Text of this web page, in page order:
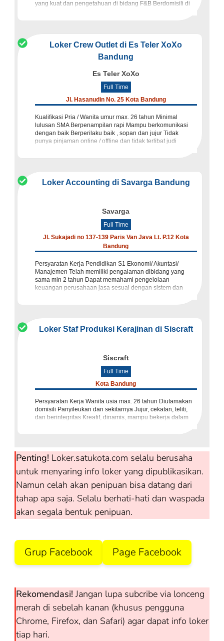
yang kuat dan pengetahuan di bidang F&B Berdomisili di
Loker Crew Outlet di Es Teler XoXo
Bandung
Es Teler XoXo
Full Time
Jl. Hasanudin No. 25 Kota Bandung
Kualifikasi Pria / Wanita umur max. 26 tahun Minimal
lulusan SMA Berpenampilan rapi Mampu berkomunikasi
dengan baik Berperilaku baik , sopan dan jujur Tidak
punya pinjaman online / offline dan tidak terlibat judi
Loker Accounting di Savarga Bandung
Savarga
Full Time
Jl. Sukajadi no 137-139 Paris Van Java Lt. P.12 Kota
Bandung
Persyaratan Kerja Pendidikan S1 Ekonomi/ Akuntasi/
Manajemen Telah memiliki pengalaman dibidang yang
sama min 2 tahun Dapat memahami pengelolaan
keuangan perusahaan jasa sesuai dengan sistem dan
Loker Staf Produksi Kerajinan di Siscraft
Siscraft
Full Time
Kota Bandung
Persyaratan Kerja Wanita usia max. 26 tahun Diutamakan
domisili Panyileukan dan sekitarnya Jujur, cekatan, teliti,
dan berintegritas Kreatif, dinamis, mampu bekerja dalam
Penting! Loker.satukota.com selalu berusaha
untuk menyaring info loker yang dipublikasikan.
Namun celah akan penipuan bisa datang dari
tahap apa saja. Selalu berhati-hati dan waspada
akan segala bentuk penipuan.
Grup Facebook Page Facebook
Rekomendasi! Jangan lupa subcribe via lonceng
merah di sebelah kanan (khusus pengguna
Chrome, Firefox, dan Safari) agar dapat info loker
tiap hari.